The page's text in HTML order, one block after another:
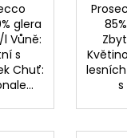
glera
Vůně:
s
Chuť: